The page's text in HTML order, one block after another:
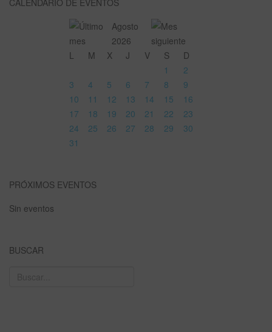
Agosto
2026
L
M X J V S
D
1
2
3
4 5 6 7 8
9
10
11 12 13 14 15
16
17
18 19 20 21 22
23
24
25 26 27 28 29
30
31
PRÓXIMOS EVENTOS
Sin eventos
BUSCAR